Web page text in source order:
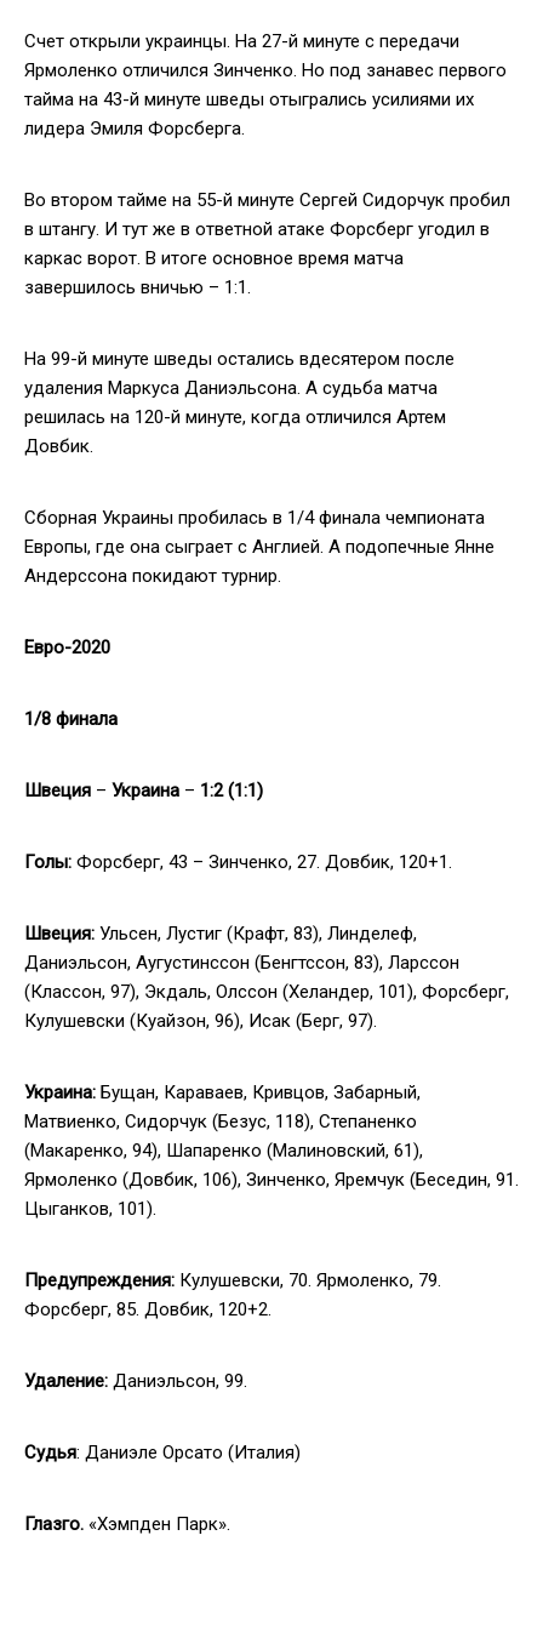
Счет открыли украинцы. На 27-й минуте с передачи
Ярмоленко отличился Зинченко. Но под занавес первого
тайма на 43-й минуте шведы отыгрались усилиями их
лидера Эмиля Форсберга.
Во втором тайме на 55-й минуте Сергей Сидорчук пробил
в штангу. И тут же в ответной атаке Форсберг угодил в
каркас ворот. В итоге основное время матча
завершилось вничью – 1:1.
На 99-й минуте шведы остались вдесятером после
удаления Маркуса Даниэльсона. А судьба матча
решилась на 120-й минуте, когда отличился Артем
Довбик.
Сборная Украины пробилась в 1/4 финала чемпионата
Европы, где она сыграет с Англией. А подопечные Янне
Андерссона покидают турнир.
Евро-2020
1/8 финала
Швеция – Украина – 1:2(1:1)
Голы: Форсберг, 43 – Зинченко, 27. Довбик, 120+1.
Швеция: Ульсен, Лустиг (Крафт, 83), Линделеф,
Даниэльсон, Аугустинссон (Бенгтссон, 83), Ларссон
(Классон, 97), Экдаль, Олссон (Хеландер, 101), Форсберг,
Кулушевски (Куайзон, 96), Исак (Берг, 97).
Украина: Бущан, Караваев, Кривцов, Забарный,
Матвиенко, Сидорчук (Безус, 118), Степаненко
(Макаренко, 94), Шапаренко (Малиновский, 61),
Ярмоленко (Довбик, 106), Зинченко, Яремчук (Беседин, 91.
Цыганков, 101).
Предупреждения: Кулушевски, 70. Ярмоленко, 79.
Форсберг, 85. Довбик, 120+2.
Удаление: Даниэльсон, 99.
Судья: Даниэле Орсато (Италия)
Глазго. «Хэмпден Парк».